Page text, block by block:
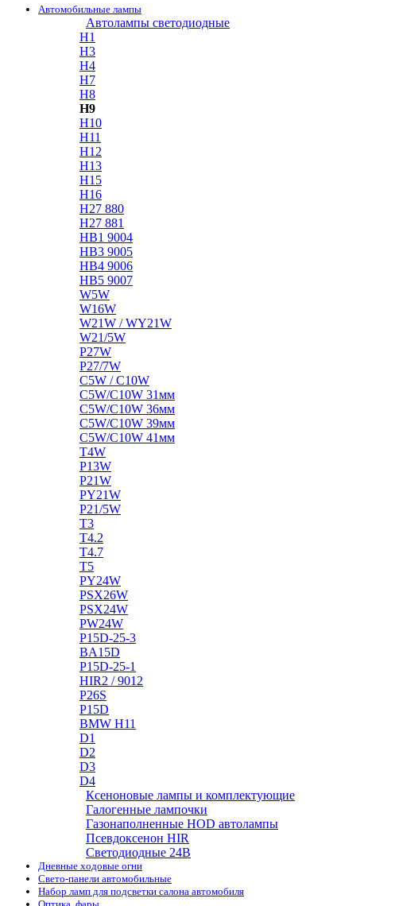
Автомобильные лампы
Автолампы светодиодные
H1
H3
H4
H7
H8
H9
H10
H11
H12
H13
H15
H16
H27 880
H27 881
HB1 9004
HB3 9005
HB4 9006
HB5 9007
W5W
W16W
W21W / WY21W
W21/5W
P27W
P27/7W
C5W / C10W
C5W/C10W 31мм
C5W/C10W 36мм
C5W/C10W 39мм
C5W/C10W 41мм
T4W
P13W
P21W
PY21W
P21/5W
T3
T4.2
T4.7
T5
PY24W
PSX26W
PSX24W
PW24W
P15D-25-3
BA15D
P15D-25-1
HIR2 / 9012
P26S
P15D
BMW H11
D1
D2
D3
D4
Ксеноновые лампы и комплектующие
Галогенные лампочки
Газонаполненные HOD автолампы
Псевдоксенон HIR
Cветодиодные 24B
Дневные ходовые огни
Свето-панели автомобильные
Набор ламп для подсветки салона автомобиля